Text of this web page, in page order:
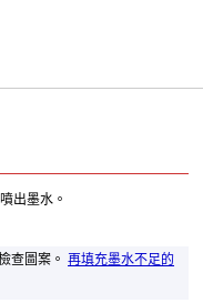
出墨水。
查圖案。 再填充墨水不足的